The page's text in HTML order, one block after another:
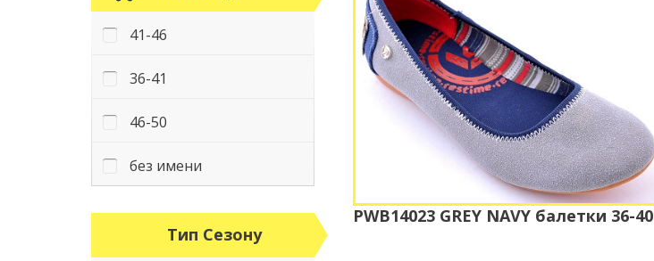
41-46
36-41
46-50
без имени
Тип Сезону
PWB14023 GREY NAVY балетки 36-40